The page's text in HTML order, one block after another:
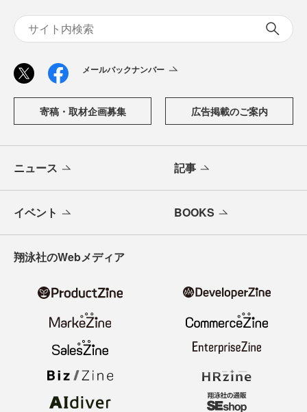
メールバックナンバー
寄稿・取材企画募集 広告掲載のご案内
ニュース 記事
イベント BOOKS
翔泳社のWebメディア